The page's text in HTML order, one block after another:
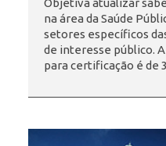
INSCRIÇÃO E SELEÇÃO
Objetiva atualizar
na área da Saúde
setores específicos
de interesse público.
para certificação é de